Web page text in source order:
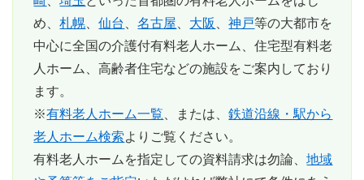
め、札幌 、仙台 、名古屋 大阪 、神戸等の大都市を
中心に全国の介護付有料老人ホーム、住宅型有料老
人ホーム、高齢者住宅などの施設をご案内しており
ます。
※有料老人ホーム一覧 、または、鉄道沿線・駅から
老人ホーム検索よりご覧ください。
有料老人ホームを指定しての資料請求は勿論、地域